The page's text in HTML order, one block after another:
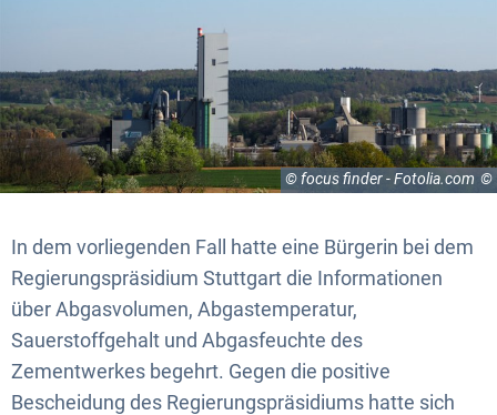
© focus finder - Fotolia.com
In dem vorliegenden Fall hatte eine Bürgerin bei dem
Regierungspräsidium Stuttgart die Informationen
über Abgasvolumen, Abgastemperatur,
Sauerstoffgehalt und Abgasfeuchte des
Zementwerkes begehrt. Gegen die positive
Bescheidung des Regierungspräsidiums hatte sich